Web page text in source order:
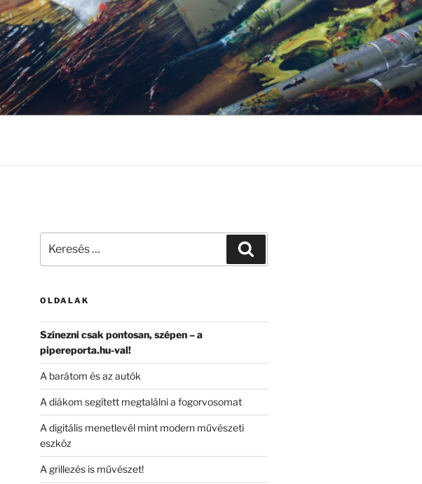
következő
OLDALAK
Színezni csak pontosan, szépen – a
pipereporta.hu-val!
A barátom és az autók
A diákom segített megtalálni a fogorvosomat
A digitális menetlevél mint modern művészeti
eszköz
A grillezés is művészet!